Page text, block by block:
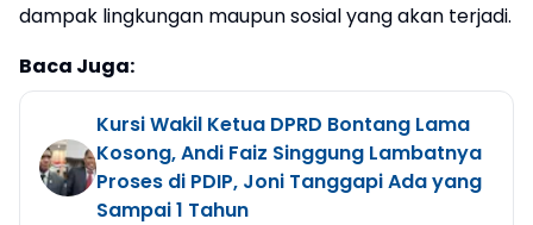
dampak lingkungan maupun sosial yang akan terjadi.
Baca Juga:
Kursi Wakil Ketua DPRD Bontang Lama
Kosong, Andi Faiz Singgung Lambatnya
Proses di PDIP, Joni Tanggapi Ada yang
Sampai 1 Tahun